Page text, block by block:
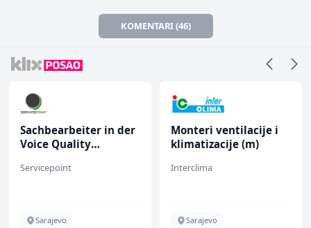
KOMENTARI (46)
Sachbearbeiter in der
Voice Quality
Servicepoint
Sarajevo
Monteri ventilacije i
klimatizacije (m)
Interclima
Sarajevo